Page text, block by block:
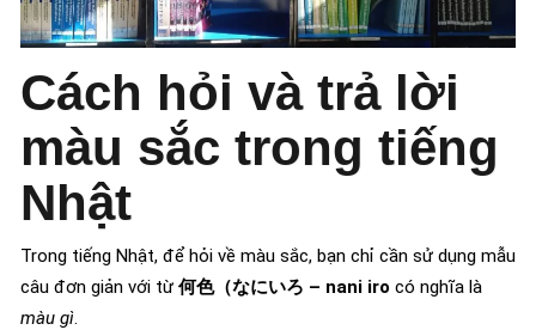
Cách hỏi và trả lời
màu sắc trong tiếng
Nhật
Trong tiếng Nhật, để hỏi về màu sắc, bạn chỉ cần sử dụng mẫu
câu đơn giản với từ 何色（なにいろ – nani iro có nghĩa là
màu gì